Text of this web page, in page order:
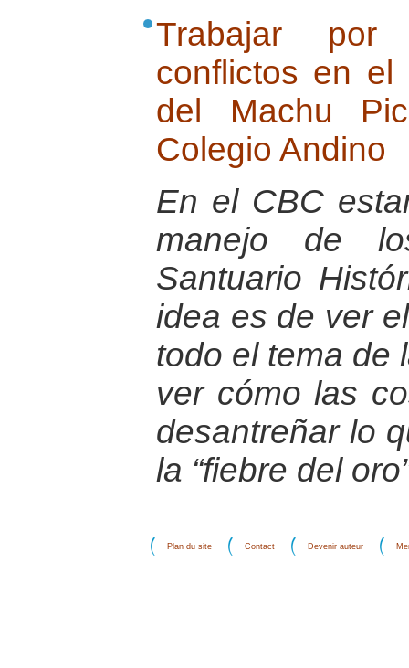
Trabajar
conflictos en
del Machu
Colegio Andino
En el CBC
manejo de
Santuario
idea es de ver
todo el tema de
ver cómo las
desantreñar lo
la “fiebre del
Plan du site Contact Devenir auteur